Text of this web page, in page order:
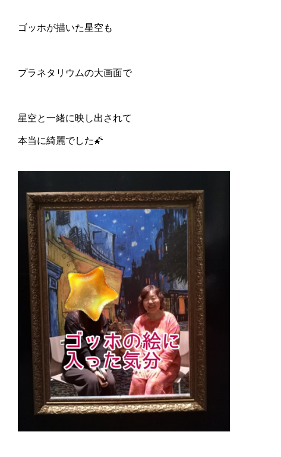
ゴッホが描いた星空も
プラネタリウムの大画面で
星空と一緒に映し出されて
本当に綺麗でした🌠